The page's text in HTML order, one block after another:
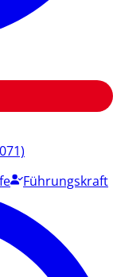
Führungskraft